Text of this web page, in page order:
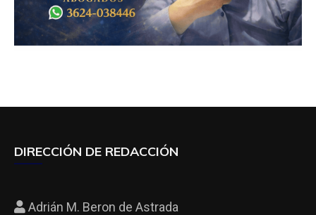
DIRECCIÓN DE REDACCIÓN
Adrián M. Beron de Astrada